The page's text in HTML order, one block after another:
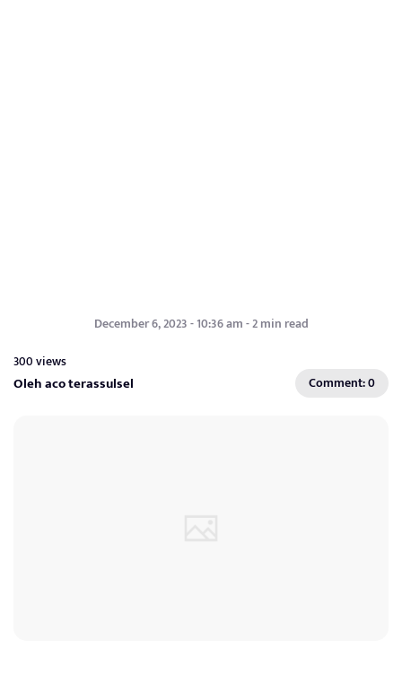
December 6, 2023 - 10:36 am - 2 min read
300 views
Oleh aco terassulsel Comment: 0